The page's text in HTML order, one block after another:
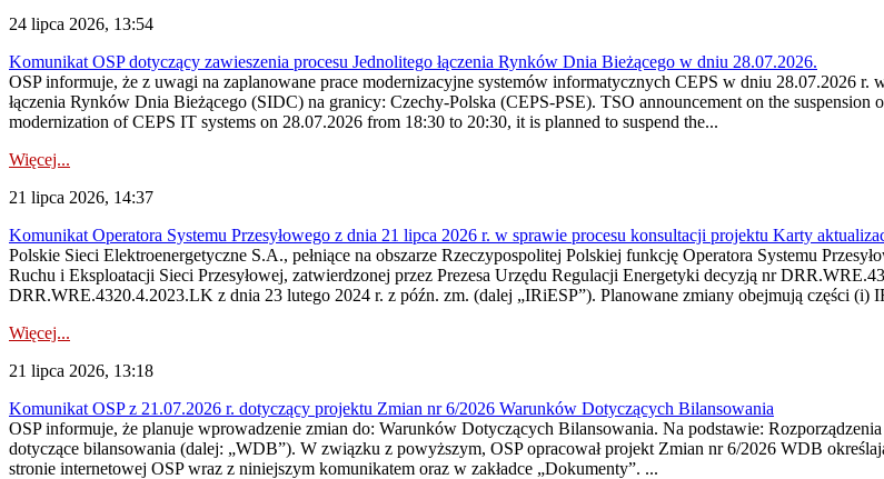
24 lipca 2026, 13:54
Komunikat OSP dotyczący zawieszenia procesu Jednolitego łączenia Rynków Dnia Bieżącego w dniu 28.07.2026.
OSP informuje, że z uwagi na zaplanowane prace modernizacyjne systemów informatycznych CEPS w dniu 28.07.2026
łączenia Rynków Dnia Bieżącego (SIDC) na granicy: Czechy-Polska (CEPS-PSE). TSO announcement on the
modernization of CEPS IT systems on 28.07.2026 from 18:30 to 20:30, it is planned to suspend the...
Więcej...
21 lipca 2026, 14:37
Komunikat Operatora Systemu Przesyłowego z dnia 21 lipca 2026 r. w sprawie procesu konsultacji projektu Karty
Polskie Sieci Elektroenergetyczne S.A., pełniące na obszarze Rzeczypospolitej Polskiej funkcję Operatora Systemu
Ruchu i Eksploatacji Sieci Przesyłowej, zatwierdzonej przez Prezesa Urzędu Regulacji Energetyki decyzją nr
DRR.WRE.4320.4.2023.LK z dnia 23 lutego 2024 r. z późn. zm. (dalej „IRiESP”). Planowane zmiany obejmują części (i)
Więcej...
21 lipca 2026, 13:18
Komunikat OSP z 21.07.2026 r. dotyczący projektu Zmian nr 6/2026 Warunków Dotyczących Bilansowania
OSP informuje, że planuje wprowadzenie zmian do: Warunków Dotyczących Bilansowania. Na podstawie:
dotyczące bilansowania (dalej: „WDB”). W związku z powyższym, OSP opracował projekt Zmian nr 6/2026 WDB
stronie internetowej OSP wraz z niniejszym komunikatem oraz w zakładce „Dokumenty”. ...